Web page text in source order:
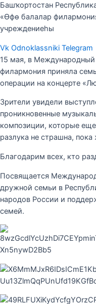
Башҡортостан
«Өфө балалар
учреждениеһы
Vk Odnoklassniki Telegram
15 мая, в Международный
филармония приняла
операции на концерте
Зрители увидели
проникновенные
композиции, которые
разлука не страшна,
Благодарим всех, кто
Посвящается
дружной семьи в
народов России и
семей.